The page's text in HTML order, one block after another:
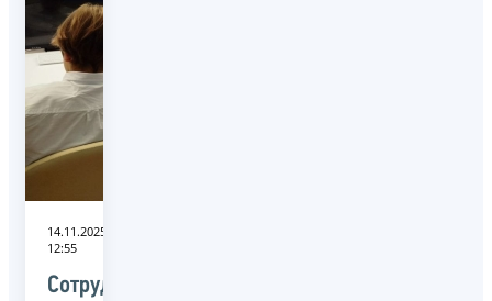
14.11.2025
12:55
Сотрудники